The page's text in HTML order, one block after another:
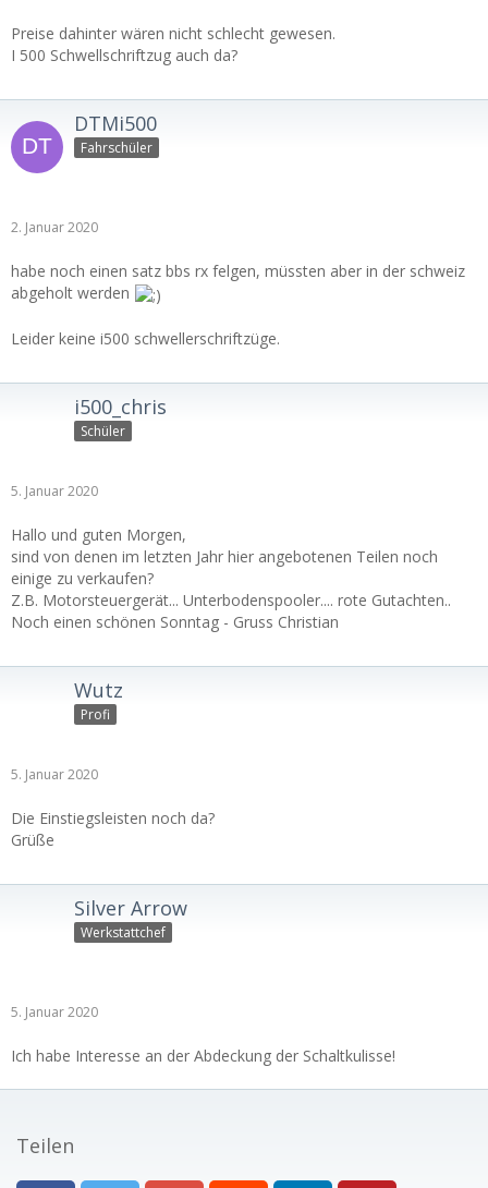
Preise dahinter wären nicht schlecht gewesen.
I 500 Schwellschriftzug auch da?
DTMi500
Fahrschüler
2. Januar 2020
habe noch einen satz bbs rx felgen, müssten aber in der schweiz
abgeholt werden
Leider keine i500 schwellerschriftzüge.
i500_chris
Schüler
5. Januar 2020
Hallo und guten Morgen,
sind von denen im letzten Jahr hier angebotenen Teilen noch
einige zu verkaufen?
Z.B. Motorsteuergerät... Unterbodenspooler.... rote Gutachten..
Noch einen schönen Sonntag - Gruss Christian
Wutz
Profi
5. Januar 2020
Die Einstiegsleisten noch da?
Grüße
Silver Arrow
Werkstattchef
5. Januar 2020
Ich habe Interesse an der Abdeckung der Schaltkulisse!
Teilen